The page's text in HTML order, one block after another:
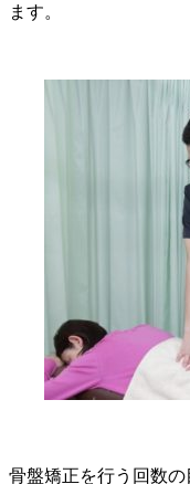
ます。
骨盤矯正を行う回数の